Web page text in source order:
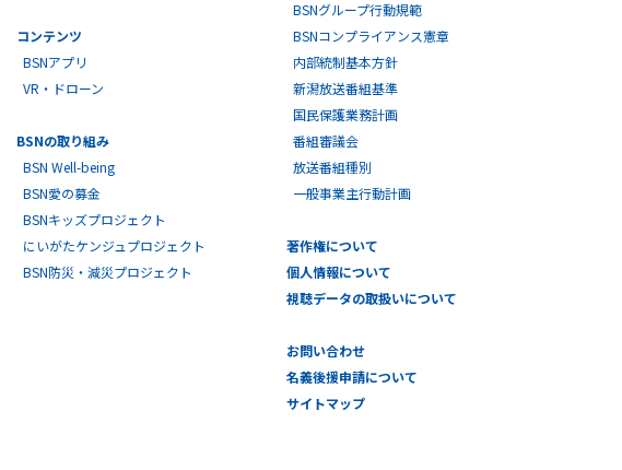
コンテンツ
BSNアプリ
VR・ドローン
BSNの取り組み
BSN Well-being
BSN愛の募金
BSNキッズプロジェクト
にいがたケンジュプロジェクト
BSN防災・減災プロジェクト
BSNグループ行動規範
BSNコンプライアンス憲章
内部統制基本方針
新潟放送番組基準
国民保護業務計画
番組審議会
放送番組種別
一般事業主行動計画
著作権について
個人情報について
視聴データの取扱いについて
お問い合わせ
名義後援申請について
サイトマップ